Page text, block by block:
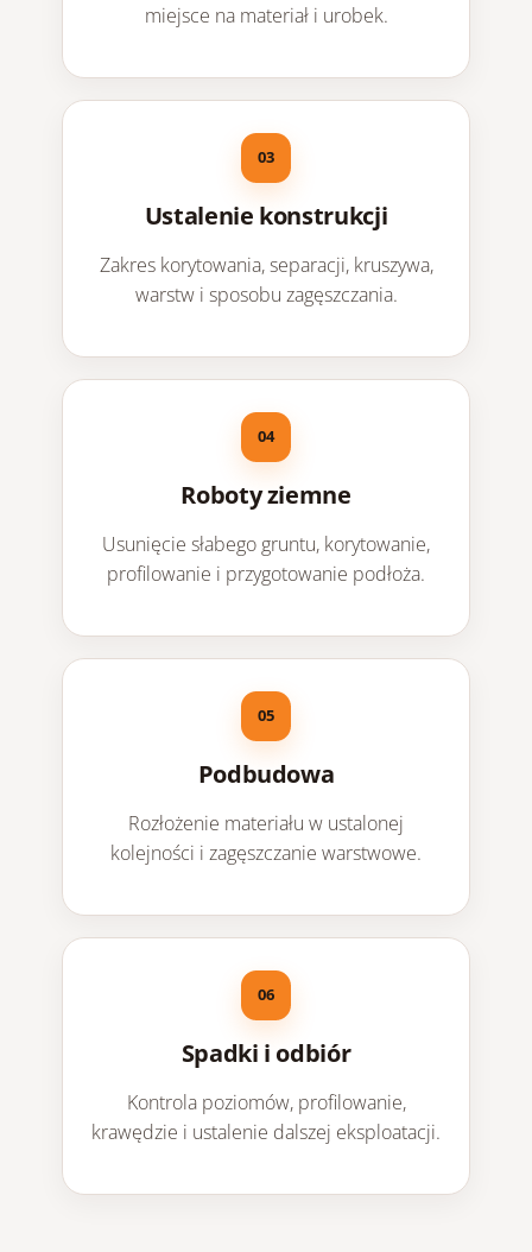
miejsce na materiał i urobek.
Ustalenie konstrukcji
Zakres korytowania, separacji, kruszywa,
warstw i sposobu zagęszczania.
Roboty ziemne
Usunięcie słabego gruntu, korytowanie,
profilowanie i przygotowanie podłoża.
Podbudowa
Rozłożenie materiału w ustalonej
kolejności i zagęszczanie warstwowe.
Spadki i odbiór
Kontrola poziomów, profilowanie,
krawędzie i ustalenie dalszej eksploatacji.